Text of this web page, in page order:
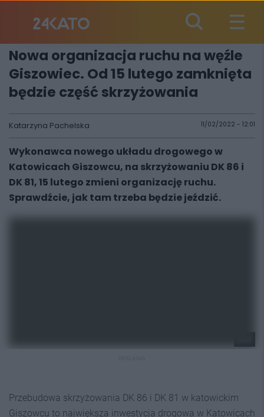
Nowa organizacja ruchu na węźle
Giszowiec. Od 15 lutego zamknięta
będzie część skrzyżowania
Katarzyna Pachelska 11/02/2022 - 12:01
Wykonawca nowego układu drogowego w
Katowicach Giszowcu, na skrzyżowaniu DK 86 i
DK 81, 15 lutego zmieni organizację ruchu.
Sprawdźcie, jak tam trzeba będzie jeździć.
Przebudowa skrzyżowania DK 86 i DK 81 w katowickim
Giszowcu to największa inwestycja drogowa w Katowicach